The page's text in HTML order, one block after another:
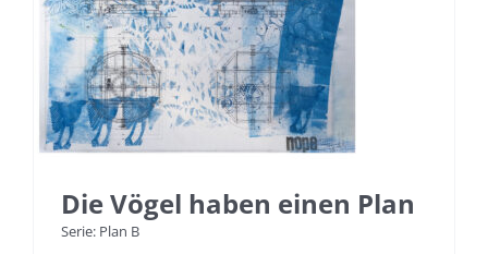
Die Vögel haben einen Plan
Serie: Plan B